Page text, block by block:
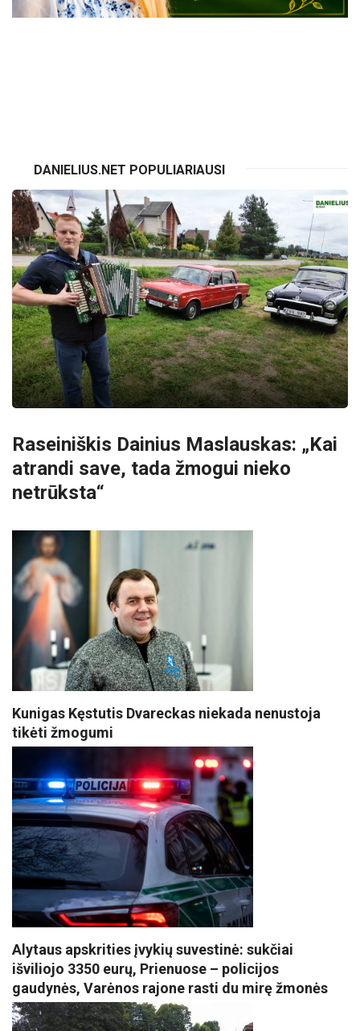
DANIELIUS.NET POPULIARIAUSI
Raseiniškis Dainius Maslauskas: „Kai
atrandi save, tada žmogui nieko
netrūksta“
Kunigas Kęstutis Dvareckas niekada nenustoja
tikėti žmogumi
Alytaus apskrities įvykių suvestinė: sukčiai
išviliojo 3350 eurų, Prienuose – policijos
gaudynės, Varėnos rajone rasti du mirę žmonės